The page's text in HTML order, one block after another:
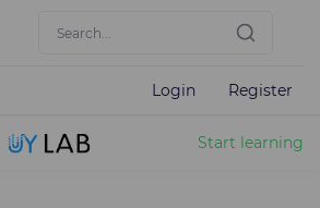
Login Register
Start learning